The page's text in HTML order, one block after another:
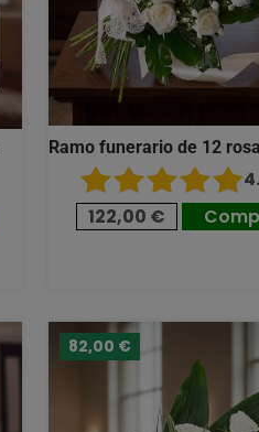
Ramo funerario de 12
122,00 €
82,00 €